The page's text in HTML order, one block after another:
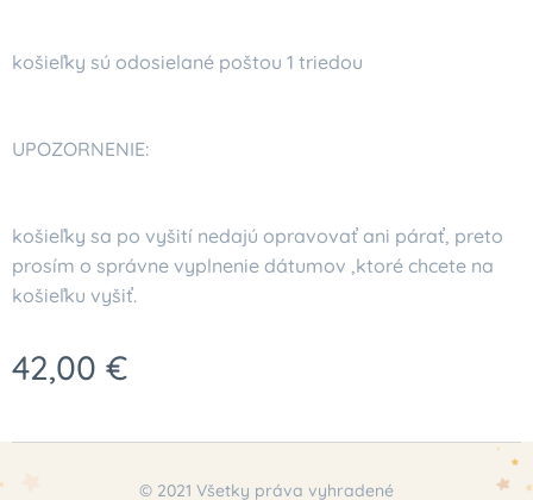
košieľky sú odosielané poštou 1 triedou
UPOZORNENIE:
košieľky sa po vyšití nedajú opravovať ani párať, preto
prosím o správne vyplnenie dátumov ,ktoré chcete na
košieľku vyšiť.
42,00 €
© 2021 Všetky práva vyhradené